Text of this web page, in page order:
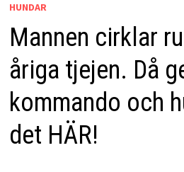
HUNDAR
Mannen cirklar
åriga tjejen. Då
kommando och
det HÄR!